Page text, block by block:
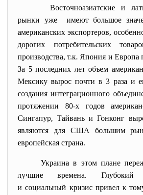
Восточноазиатские и
рынки уже имеют большое
американских экспортеров,
дорогих потребительских
производства, т.к. Япония и Европа
За 5 последних лет объем
Мексику вырос почти в 3 раза и
создания интеграционного
протяжении 80-х годов
Сингапур, Тайвань и Гонконг
являются для США большим
европейская страна.
Украина в этом плане
лучшие времена. Глубокий
и социальный кризис привел к